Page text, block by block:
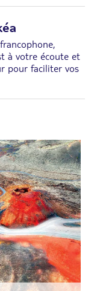
à votre écoute et
pour faciliter vos